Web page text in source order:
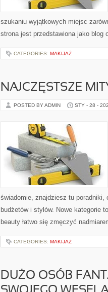
szukaniu wyjątkowych miejsc
strona jest przedstawiona jako
CATEGORIES: MAKIJAŻ
NAJCZĘSTSZE
POSTED BY ADMIN STY - 28 -
świadomie, znajdziesz tu poradniki,
budżetów i stylów. Nowe kategorie
beauty łatwo się zmęczyć
CATEGORIES: MAKIJAŻ
DUŻO OSÓB